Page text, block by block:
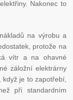
Nakonec to
na výrobu a
protože na
vítr a na ohavné
záložní elektrárny
když je to zapotřebí,
při standardním